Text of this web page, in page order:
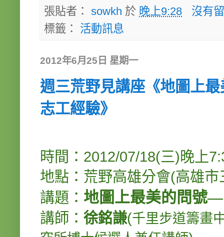
張貼者： sowkh 於 晚上9:28
沒有
標籤： 活動訊息
2012年6月25日 星期一
週三荒野見講座《地圖上
志工經驗》
時間：2012/07/18(三)晚上
地點：荒野高雄分會(高雄
講題： 地圖上最美的問號—
講師： 徐銘謙(千里步道籌畫